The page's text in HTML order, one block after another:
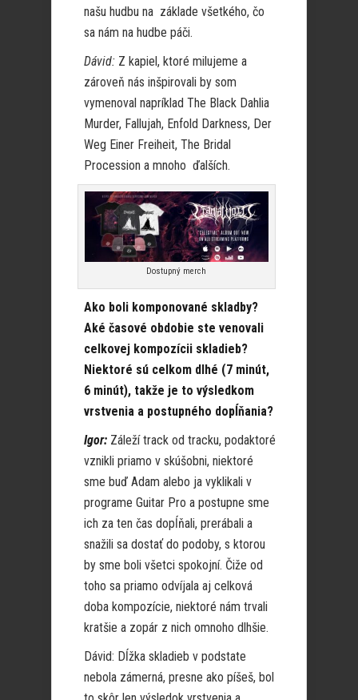
našu hudbu na základe všetkého, čo
sa nám na hudbe páči.
Dávid: Z kapiel, ktoré milujeme a
zároveň nás inšpirovali by som
vymenoval napríklad The Black Dahlia
Murder, Fallujah, Enfold Darkness, Der
Weg Einer Freiheit, The Bridal
Procession a mnoho ďalších.
Dostupný merch
Ako boli komponované skladby?
Aké časové obdobie ste venovali
celkovej kompozícii skladieb?
Niektoré sú celkom dlhé (7 minút,
6 minút), takže je to výsledkom
vrstvenia a postupného dopĺňania?
Igor: Záleží track od tracku, podaktoré
vznikli priamo v skúšobni, niektoré
sme buď Adam alebo ja vyklikali v
programe Guitar Pro a postupne sme
ich za ten čas dopĺňali, prerábali a
snažili sa dostať do podoby, s ktorou
by sme boli všetci spokojní. Čiže od
toho sa priamo odvíjala aj celková
doba kompozície, niektoré nám trvali
kratšie a zopár z nich omnoho dlhšie.
Dávid: Dĺžka skladieb v podstate
nebola zámerná, presne ako píšeš, bol